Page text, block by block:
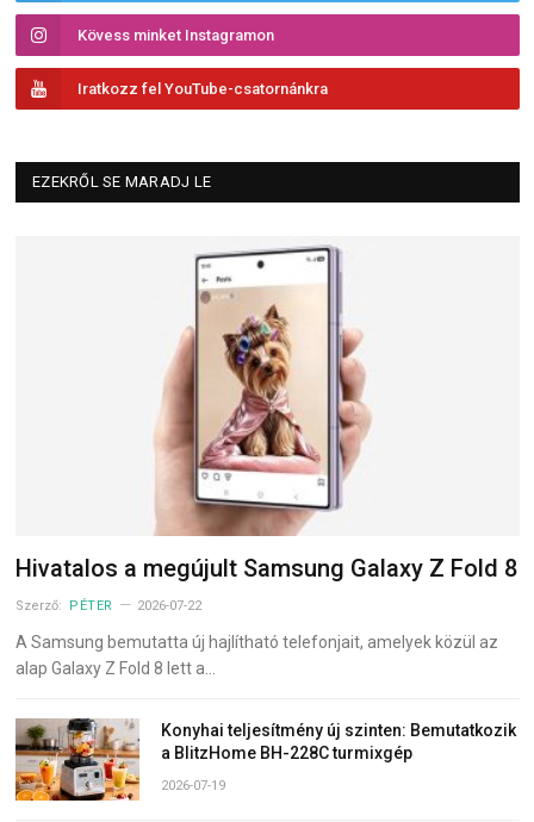
Kövess minket Instagramon
Iratkozz fel YouTube-csatornánkra
EZEKRŐL SE MARADJ LE
Hivatalos a megújult Samsung Galaxy Z Fold 8
Szerző: PÉTER 2026-07-22
A Samsung bemutatta új hajlítható telefonjait, amelyek közül az
alap Galaxy Z Fold 8 lett a…
Konyhai teljesítmény új szinten: Bemutatkozik
a BlitzHome BH-228C turmixgép
2026-07-19